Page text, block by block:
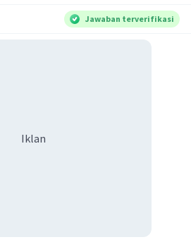
Jawaban terverifikasi
Iklan